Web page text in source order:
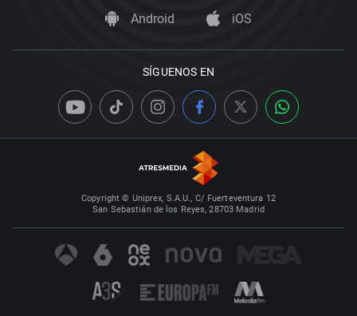
Android iOS
SÍGUENOS EN
Copyright © Uniprex, S.A.U., C/ Fuerteventura 12
San Sebastián de los Reyes, 28703 Madrid